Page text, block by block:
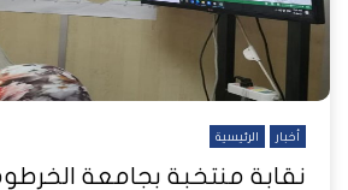
أخبار الرئيسية
نقابة منتخبة بجامعة